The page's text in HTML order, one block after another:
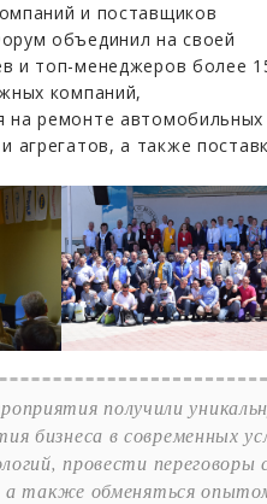
и поставщиков
объединил на своей
и топ-менеджеров более
компаний,
на ремонте автомобильных
агрегатов, а также
получили
бизнеса в современных
провести
а также обменяться